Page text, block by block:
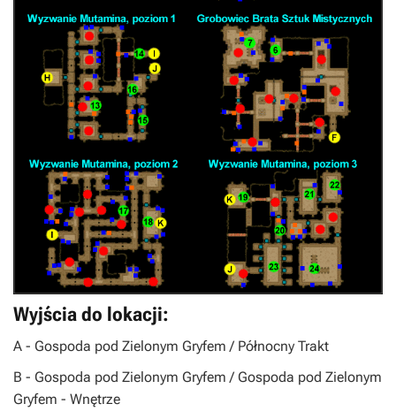
Wyjścia do lokacji:
A - Gospoda pod Zielonym Gryfem / Północny Trakt
B - Gospoda pod Zielonym Gryfem / Gospoda pod Zielonym
Gryfem - Wnętrze